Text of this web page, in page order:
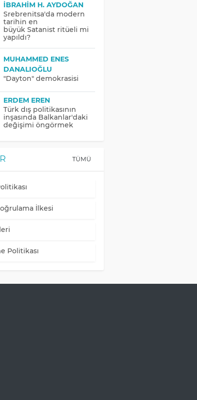
İBRAHIM H. AYDOĞAN
Srebrenitsa'da modern
tarihin en
büyük Satanist ritüeli mi
yapıldı?
MUHAMMED ENES
DANALIOĞLU
"Dayton" demokrasisi
ERDEM EREN
Türk dış politikasının
inşasında Balkanlar'daki
değişimi öngörmek
TÜMÜ
İlkesi
Politikası